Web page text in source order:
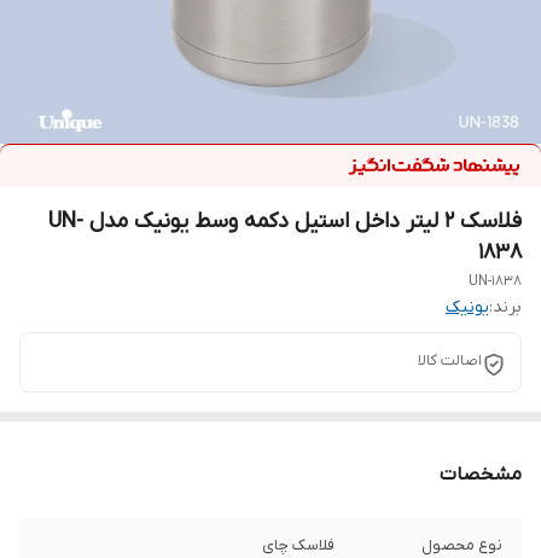
فلاسک 2 لیتر داخل استیل دکمه وسط یونیک مدل UN-
1838
UN-1838
برند:یونیک
اصالت کالا
مشخصات
نوع محصول فلاسک چای